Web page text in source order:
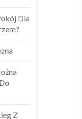
Dla
Z